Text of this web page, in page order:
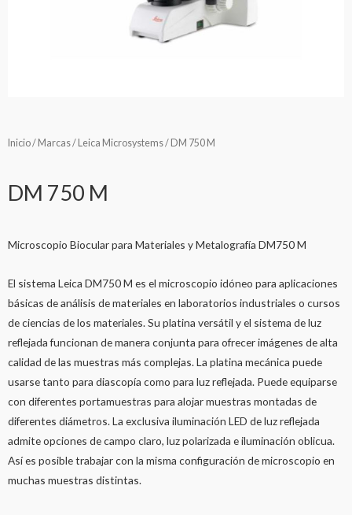
Inicio/ Marcas/ Leica Microsystems/ DM 750 M
DM 750 M
Microscopio Biocular para Materiales y Metalografía DM750 M
El sistema Leica DM750 M es el microscopio idóneo para aplicaciones
básicas de análisis de materiales en laboratorios industriales o cursos
de ciencias de los materiales. Su platina versátil y el sistema de luz
reflejada funcionan de manera conjunta para ofrecer imágenes de alta
calidad de las muestras más complejas. La platina mecánica puede
usarse tanto para diascopía como para luz reflejada. Puede equiparse
con diferentes portamuestras para alojar muestras montadas de
diferentes diámetros. La exclusiva iluminación LED de luz reflejada
admite opciones de campo claro, luz polarizada e iluminación oblicua.
Así es posible trabajar con la misma configuración de microscopio en
muchas muestras distintas.